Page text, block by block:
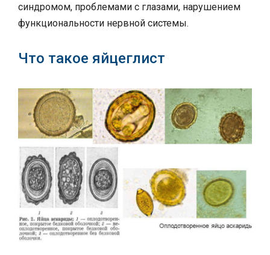
синдромом, проблемами с глазами, нарушением
функциональности нервной системы.
Что такое яйцеглист